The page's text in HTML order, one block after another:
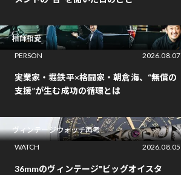
相師相愛
PERSON
2026.08.07
実業家・堀鉄平×格闘家・朝倉海、“無償の
支援”が生む成功の循環とは
ヴィンテージウォッチ再考
WATCH
2026.08.05
36mmのヴィンテージ"ビッグオイスタ